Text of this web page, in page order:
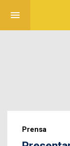
menu
Prensa